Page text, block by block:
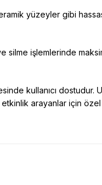
yüzeyler gibi
silme işlemlerinde
kullanıcı dostudur.
arayanlar için özel